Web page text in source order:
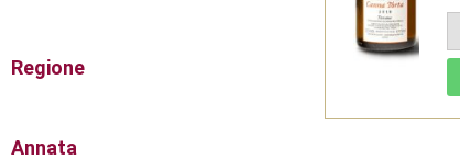
Regione
Annata